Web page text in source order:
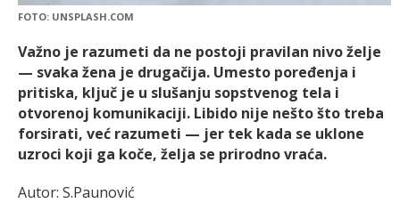
FOTO: UNSPLASH.COM
Važno je razumeti da ne postoji pravilan nivo želje
— svaka žena je drugačija. Umesto poređenja i
pritiska, ključ je u slušanju sopstvenog tela i
otvorenoj komunikaciji. Libido nije nešto što treba
forsirati, već razumeti — jer tek kada se uklone
uzroci koji ga koče, želja se prirodno vraća.
Autor: S.Paunović